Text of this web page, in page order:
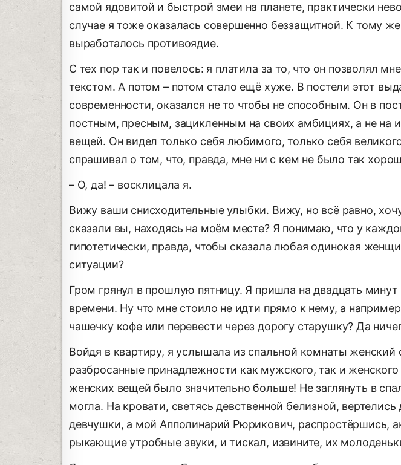
самой ядовитой и быстрой змеи на планете, практически
случае я тоже оказалась совершенно беззащитной. К тому
выработалось противоядие.
С тех пор так и повелось: я платила за то, что он позволял
текстом. А потом – потом стало ещё хуже. В постели этот
современности, оказался не то чтобы не способным. Он в
постным, пресным, зацикленным на своих амбициях, а не на
вещей. Он видел только себя любимого, только себя
спрашивал о том, что, правда, мне ни с кем не было так
– О, да! – восклицала я.
Вижу ваши снисходительные улыбки. Вижу, но всё равно,
сказали вы, находясь на моём месте? Я понимаю, что у
гипотетически, правда, чтобы сказала любая одинокая
ситуации?
Гром грянул в прошлую пятницу. Я пришла на двадцать
времени. Ну что мне стоило не идти прямо к нему, а
чашечку кофе или перевести через дорогу старушку? Да
Войдя в квартиру, я услышала из спальной комнаты женский
разбросанные принадлежности как мужского, так и
женских вещей было значительно больше! Не заглянуть в
могла. На кровати, светясь девственной белизной,
девчушки, а мой Апполинарий Рюрикович, распростёршись,
рыкающие утробные звуки, и тискал, извините, их